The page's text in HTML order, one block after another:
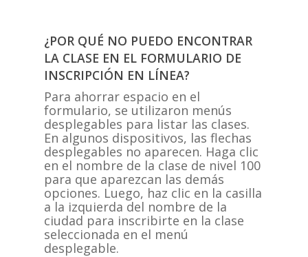
¿POR QUÉ NO PUEDO ENCONTRAR
LA CLASE EN EL FORMULARIO DE
INSCRIPCIÓN EN LÍNEA?
Para ahorrar espacio en el
formulario, se utilizaron menús
desplegables para listar las clases.
En algunos dispositivos, las flechas
desplegables no aparecen. Haga clic
en el nombre de la clase de nivel 100
para que aparezcan las demás
opciones. Luego, haz clic en la casilla
a la izquierda del nombre de la
ciudad para inscribirte en la clase
seleccionada en el menú
desplegable.